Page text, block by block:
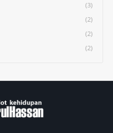
(3)
(2)
(2)
(2)